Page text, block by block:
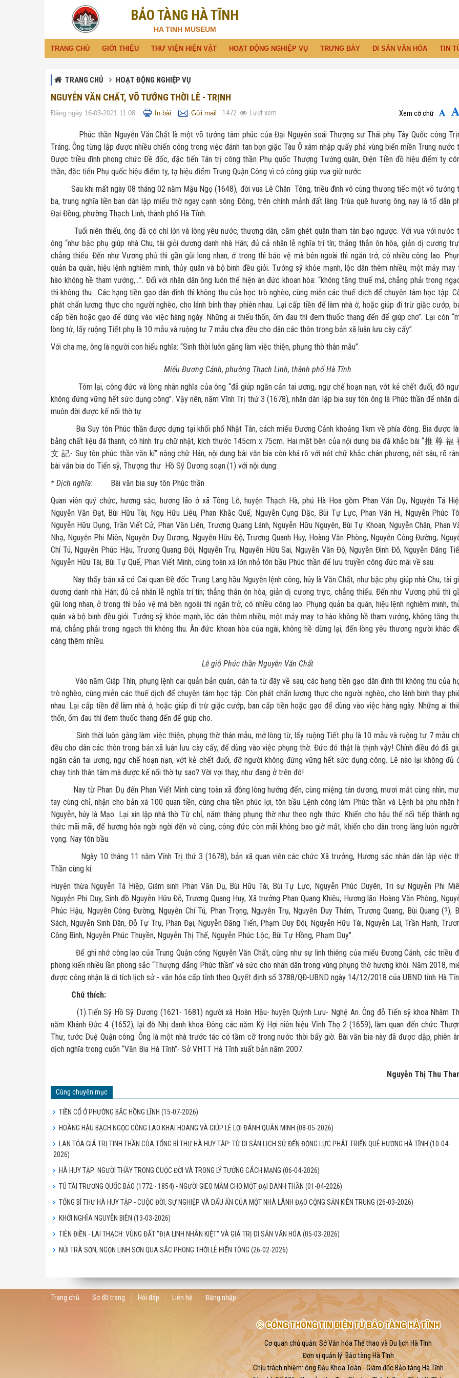
BẢO TÀNG HÀ TĨNH
HA TINH MUSEUM
TRANG CHỦ GIỚI THIỆU THƯ VIỆN HIỆN VẬT HOẠT ĐỘNG NGHIỆP VỤ TRƯNG BÀY DI SẢN VĂN HÓA TIN
TRANG CHỦ HOẠT ĐỘNG NGHIỆP VỤ
NGUYỄN VĂN CHẤT, VÕ TƯỚNG THỜI LÊ - TRỊNH
Đăng ngày 16-03-2021 11:08 In bài Gửi mail 1472 Lượt xem Xem cỡ chữ
Phúc thần Nguyễn Văn Chất là một võ tướng tâm phúc của Đại Nguyên soái Thượng sư Thái phụ Tây Quốc công
Tráng. Ông từng lập được nhiều chiến công trong việc đánh tan bọn giặc Tàu Ô xâm nhập quấy phá vùng biển miền Trung nước
Được triều đình phong chức Đề đốc, đặc tiến Tán trị công thần Phụ quốc Thượng Tướng quân, Điện Tiền đồ hiệu điểm tỵ
thần; đặc tiến Phụ quốc hiệu điểm ty, tạ hiệu điểm Trung Quận Công vì có công giúp vua giữ nước.
Sau khi mất ngày 08 tháng 02 năm Mậu Ngọ (1648), đời vua Lê Chân Tông, triều đình vô cùng thương tiếc một võ tướng
ba, trung nghĩa liền ban dân lập miếu thờ ngay cạnh sông Đông, trên chính mảnh đất làng Trùa quê hương ông, nay là tổ dân
Đại Đồng, phường Thạch Linh, thành phố Hà Tĩnh.
Tuổi niên thiếu, ông đã có chí lớn và lòng yêu nước, thương dân, căm ghét quân tham tàn bạo ngược. Với vua với nước
ông “như bậc phụ giúp nhà Chu, tài giỏi dương danh nhà Hán; đủ cả nhân lễ nghĩa trí tín; thẳng thắn ôn hòa, giản dị cương
chẳng thiếu. Đến như Vương phủ thì gần gũi long nhan, ở trong thì bảo vệ mà bên ngoài thì ngăn trở, có nhiều công lao.
quản ba quân, hiệu lệnh nghiêm minh, thủy quân và bộ binh đều giỏi. Tướng sỹ khỏe mạnh, lộc dân thêm nhiều, một mảy may
hào không hề tham vướng,…”. Đối với nhân dân ông luôn thể hiện ân đức khoan hòa: “không tăng thuế má, chẳng phải trong
thì không thu….Các hạng tiền gạo dân đinh thì không thu của học trò nghèo, cùng miễn các thuế dịch để chuyên tâm học tập.
phát chẩn lương thực cho người nghèo, cho lánh binh thay phiên nhau. Lại cấp tiền để làm nhà ở, hoặc giúp đi trừ giặc cướp,
cấp tiền hoặc gạo để dùng vào việc hàng ngày. Những ai thiếu thốn, ốm đau thì đem thuốc thang đến để giúp cho”. Lại còn
lòng từ, lấy ruộng Tiết phụ là 10 mẫu và ruộng tư 7 mẫu chia đều cho dân các thôn trong bản xã luân lưu cày cấy”.
Với cha mẹ, ông là người con hiếu nghĩa: “Sinh thời luôn gắng làm việc thiện, phụng thờ thân mẫu”.
Miếu Đương Cảnh, phường Thạch Linh, thành phố Hà Tĩnh
Tóm lại, công đức và lòng nhân nghĩa của ông “đã giúp ngăn cản tai ương, ngự chế hoạn nạn, vớt kẻ chết đuối, đỡ
không đứng vững hết sức dụng công”. Vậy nên, năm Vĩnh Trị thứ 3 (1678), nhân dân lập bia suy tôn ông là Phúc thần để nhân
muôn đời được kế nối thờ tự.
Bia Suy tôn Phúc thần được dựng tại khối phố Nhật Tân, cách miếu Đương Cảnh khoảng 1km về phía đông. Bia được
bằng chất liệu đá thanh, có hình trụ chữ nhật, kích thước 145cm x 75cm. Hai mặt bên của nội dung bia đá khắc bài “推 尊 福
文 記- Suy tôn phúc thần văn kí” nằng chữ Hán, nội dung bài văn bia còn khá rõ với nét chữ khắc chân phương, nét sâu, rõ
bài văn bia do Tiến sỹ, Thượng thư Hồ Sỹ Dương soạn.(1) với nội dung:
* Dịch nghĩa: Bài văn bia suy tôn Phúc thần
Quan viên quý chức, hương sắc, hương lão ở xã Tông Lỗ, huyện Thạch Hà, phủ Hà Hoa gồm Phan Văn Dụ, Nguyễn Tá
Nguyễn Văn Đạt, Bùi Hữu Tài, Ngụ Hữu Liêu, Phan Khắc Quế, Nguyễn Cụng Dặc, Bùi Tự Lực, Phan Văn Hi, Nguyễn Phúc
Nguyễn Hữu Dụng, Trần Viết Cử, Phan Văn Liên, Trương Quang Lánh, Nguyễn Hữu Nguyên, Bùi Tự Khoan, Nguyễn Chân, Phan
Nhạ, Nguyễn Phi Miên, Nguyễn Duy Dương, Nguyễn Hữu Độ, Trương Quanh Huy, Hoàng Văn Phòng, Nguyễn Công Đường,
Chí Tú, Nguyễn Phúc Hậu, Trương Quang Đội, Nguyễn Trụ, Nguyễn Hữu Sai, Nguyễn Văn Độ, Nguyễn Đình Đỗ, Nguyễn Đăng
Nguyễn Hữu Tài, Bùi Tự Quế, Phan Viết Minh, cùng toàn xã lớn nhỏ tôn bầu Phúc thần để lưu truyền công đức mãi về sau.
Nay thấy bản xã có Cai quan Đề đốc Trung Lang hầu Nguyễn lệnh công, húy là Văn Chất, như bậc phụ giúp nhà Chu, tài
dương danh nhà Hán; đủ cả nhân lễ nghĩa trí tín; thẳng thắn ôn hòa, giản dị cương trực, chẳng thiếu. Đến như Vương phủ thì
gũi long nhan, ở trong thì bảo vệ mà bên ngoài thì ngăn trở, có nhiều công lao. Phụng quản ba quân, hiệu lệnh nghiêm minh,
quân và bộ binh đều giỏi. Tướng sỹ khỏe mạnh, lộc dân thêm nhiều, một mảy may tơ hào không hề tham vướng, không tăng
má, chẳng phải trong ngạch thì không thu. Ân đức khoan hòa của ngài, không hề dừng lại; đến lòng yêu thương người khác
càng thêm nhiều.
Lễ giỗ Phúc thần Nguyễn Văn Chất
Vào năm Giáp Thìn, phụng lệnh cai quản bản quán, dân ta từ đây về sau, các hạng tiền gạo dân đinh thì không thu của
trò nghèo, cùng miễn các thuế dịch để chuyên tâm học tập. Còn phát chẩn lương thực cho người nghèo, cho lánh binh thay
nhau. Lại cấp tiền để làm nhà ở, hoặc giúp đi trừ giặc cướp, ban cấp tiền hoặc gạo để dùng vào việc hàng ngày. Những ai
thốn, ốm đau thì đem thuốc thang đến để giúp cho.
Sinh thời luôn gắng làm việc thiện, phụng thờ thân mẫu, mở lòng từ, lấy ruộng Tiết phụ là 10 mẫu và ruộng tư 7 mẫu
đều cho dân các thôn trong bản xã luân lưu cày cấy, để dùng vào việc phụng thờ. Đức đó thật là thịnh vậy! Chính điều đó đã
ngăn cản tai ương, ngự chế hoạn nạn, vớt kẻ chết đuối, đỡ người không đứng vững hết sức dụng công. Lẽ nào lại không đủ
chay tịnh thân tâm mà được kế nối thờ tự sao? Vời vợi thay, như đang ở trên đó!
Nay từ Phan Dụ đến Phan Viết Minh cùng toàn xã đồng lòng hướng đến, cùng miệng tán dương, mươi mắt cùng nhìn,
tay cùng chỉ, nhận cho bản xã 100 quan tiền, cùng chia tiền phúc lợi, tôn bầu Lệnh công làm Phúc thần và Lệnh bà phu nhân
Nguyễn, húy là Mạo. Lại xin lập nhà thờ Từ chỉ, năm tháng phụng thờ như theo nghi thức. Khiến cho hậu thế nối tiếp thành
thức mãi mãi, để hương hỏa ngời ngời đến vô cùng, công đức còn mãi không bao giờ mất, khiến cho dân trong làng luôn
vọng. Nay tôn bầu.
Ngày 10 tháng 11 năm Vĩnh Trị thứ 3 (1678), bản xã quan viên các chức Xã trưởng, Hương sắc nhân dân lập việc
Thần cùng kí.
Huyện thừa Nguyễn Tá Hiệp, Giám sinh Phan Văn Dụ, Bùi Hữu Tài, Bùi Tự Lực, Nguyễn Phúc Duyên, Tri sự Nguyễn Phi
Nguyễn Phi Duy, Sinh đồ Nguyễn Hữu Đỗ, Trương Quang Huy, Xã trưởng Phan Quang Khiêu, Hương lão Hoàng Văn Phòng,
Phúc Hậu, Nguyễn Công Đường, Nguyễn Chí Tú, Phan Trọng, Nguyễn Trụ, Nguyễn Duy Thám, Trương Quang, Bùi Quang (?),
Sách, Nguyễn Sinh Dân, Đỗ Tự Trụ, Phan Đại, Nguyễn Đăng Tiến, Phạm Duy Đôi, Nguyễn Hữu Tài, Nguyễn Lai, Trần Hạnh,
Công Bình, Nguyễn Phúc Thuyền, Nguyễn Thị Thế, Nguyễn Phúc Lộc, Bùi Tự Hồng, Phạm Duy”.
Để ghi nhớ công lao của Trung Quận công Nguyễn Văn Chất, cũng như sự linh thiêng của miếu Đương Cảnh, các triều
phong kiến nhiều lần phong sắc “Thượng đẳng Phúc thần” và sức cho nhân dân trong vùng phụng thờ hương khói. Năm 2018,
được công nhận là di tích lịch sử - văn hóa cấp tỉnh theo Quyết định số 3788/QĐ-UBND ngày 14/12/2018 của UBND tỉnh Hà
Chú thích:
(1).Tiến Sỹ Hồ Sỹ Dương (1621- 1681) người xã Hoàn Hậu- huyện Quỳnh Lưu- Nghệ An. Ông đỗ Tiến sỹ khoa Nhâm
năm Khánh Đức 4 (1652), lại đỗ Nhị danh khoa Đông các năm Kỷ Hợi niên hiệu Vĩnh Thọ 2 (1659), làm quan đến chức
Thư, tước Duệ Quận công. Ông là một nhà trước tác có tầm cỡ trong nước thời bấy giờ. Bài văn bia này đã được dập, phiên
dịch nghĩa trong cuốn “Văn Bia Hà Tĩnh”- Sở VHTT Hà Tĩnh xuất bản năm 2007.
Nguyễn Thị Thu
Cùng chuyên mục
TIỀN CỔ Ở PHƯỜNG BẮC HỒNG LĨNH (15-07-2026)
HOÀNG HẬU BẠCH NGỌC CÔNG LAO KHAI HOANG VÀ GIÚP LÊ LỢI ĐÁNH QUÂN MINH (08-05-2026)
LAN TỎA GIÁ TRỊ TINH THẦN CỦA TỔNG BÍ THƯ HÀ HUY TẬP: TỪ DI SẢN LỊCH SỬ ĐẾN ĐỘNG LỰC PHÁT TRIỂN QUÊ HƯƠNG HÀ TĨNH (10-04-
2026)
HÀ HUY TẬP: NGƯỜI THẦY TRONG CUỘC ĐỜI VÀ TRONG LÝ TƯỞNG CÁCH MẠNG (06-04-2026)
TÚ TÀI TRƯƠNG QUỐC BẢO (1772 - 1854) - NGƯỜI GIEO MẦM CHO MỘT ĐẠI DANH THẦN (01-04-2026)
TỔNG BÍ THƯ HÀ HUY TẬP - CUỘC ĐỜI, SỰ NGHIỆP VÀ DẤU ẤN CỦA MỘT NHÀ LÃNH ĐẠO CỘNG SẢN KIÊN TRUNG (26-03-2026)
KHỞI NGHĨA NGUYỄN BIÊN (13-03-2026)
TIÊN ĐIỀN - LAI THẠCH: VÙNG ĐẤT “ĐỊA LINH NHÂN KIỆT” VÀ GIÁ TRỊ DI SẢN VĂN HÓA (05-03-2026)
NÚI TRÀ SƠN, NGỌN LINH SƠN QUA SẮC PHONG THỜI LÊ HIỂN TÔNG (26-02-2026)
Trang chủ Sơ đồ trang Hỏi đáp Liên hệ Đăng nhập
© CỔNG THÔNG TIN ĐIỆN TỬ BẢO TÀNG HÀ TĨNH
Cơ quan chủ quản: Sở Văn hóa Thể thao và Du lịch Hà Tĩnh
Đơn vị quản lý: Bảo tàng Hà Tĩnh
Chịu trách nhiệm: ông Đậu Khoa Toàn - Giám đốc Bảo tàng Hà Tĩnh